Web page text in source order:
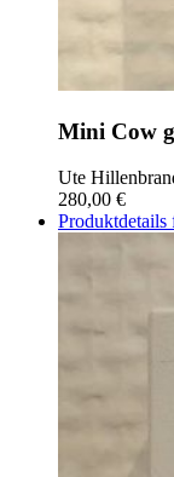
Mini Cow
Ute
280,00 €
Produktdetails